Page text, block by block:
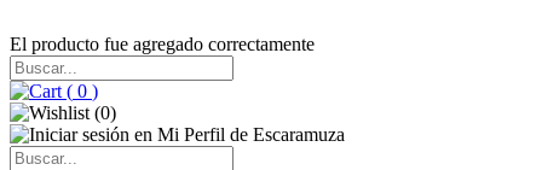
El producto fue agregado correctamente
( 0 )
(0)